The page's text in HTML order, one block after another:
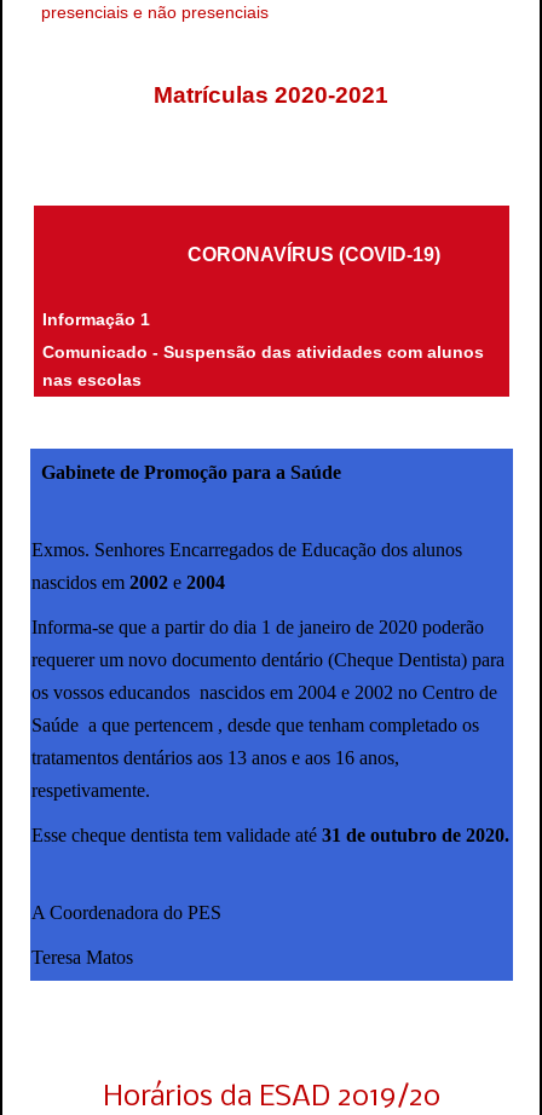
presenciais e não presenciais
Matrículas 2020-2021
CORONAVÍRUS (COVID-19)
Informação 1
Comunicado - Suspensão das atividades com alunos
nas escolas
Gabinete de Promoção para a Saúde
Exmos. Senhores Encarregados de Educação dos alunos
nascidos em 2002e 2004
Informa-se que a partir do dia 1 de janeiro de 2020 poderão
requerer um novo documento dentário (Cheque Dentista) para
os vossos educandos nascidos em 2004 e 2002 no Centro de
Saúde a que pertencem , desde que tenham completado os
tratamentos dentários aos 13 anos e aos 16 anos,
respetivamente.
Esse cheque dentista tem validade até 31 de outubro de 2020.
A Coordenadora do PES
Teresa Matos
Horários da ESAD 2019/20